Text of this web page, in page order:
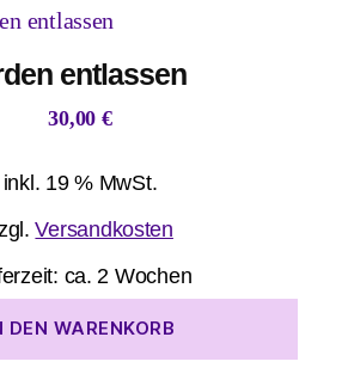
entlassen
30,00 €
inkl. 19 % MwSt.
Versandkosten
ca. 2 Wochen
DEN WARENKORB